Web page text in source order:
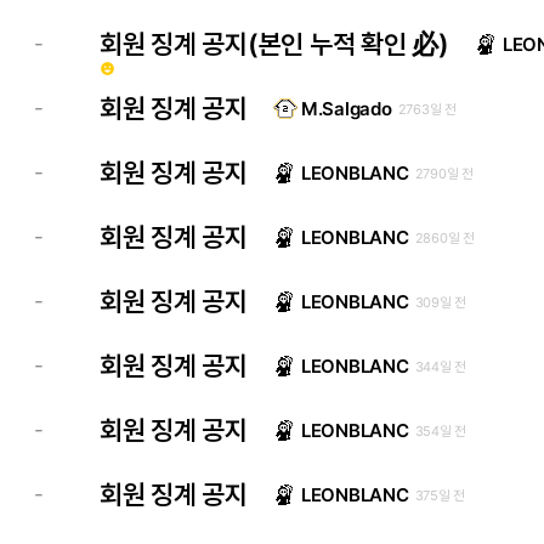
-
emoji_emotions
회원 징계 공지(본인 누적 확인 必)
- 회원 징계 공지 M.Salgado 2763일 전
- 회원 징계 공지 LEONBLANC 2790일 전
- 회원 징계 공지 LEONBLANC 2860일 전
- 회원 징계 공지 LEONBLANC 309일 전
- 회원 징계 공지 LEONBLANC 344일 전
- 회원 징계 공지 LEONBLANC 354일 전
- 회원 징계 공지 LEONBLANC 375일 전